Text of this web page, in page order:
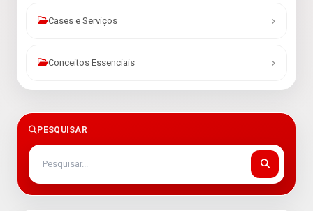
Cases e Serviços
Conceitos Essenciais
PESQUISAR